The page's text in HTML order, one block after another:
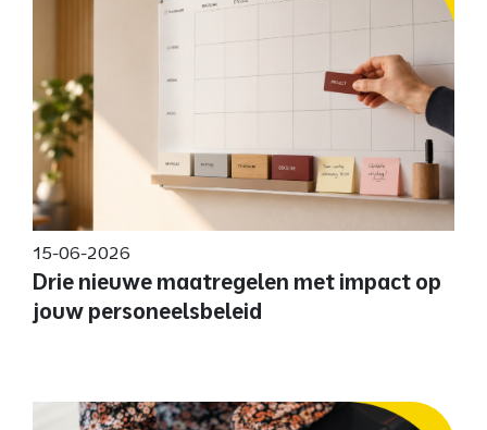
15-06-2026
Drie nieuwe maatregelen met impact op
jouw personeelsbeleid